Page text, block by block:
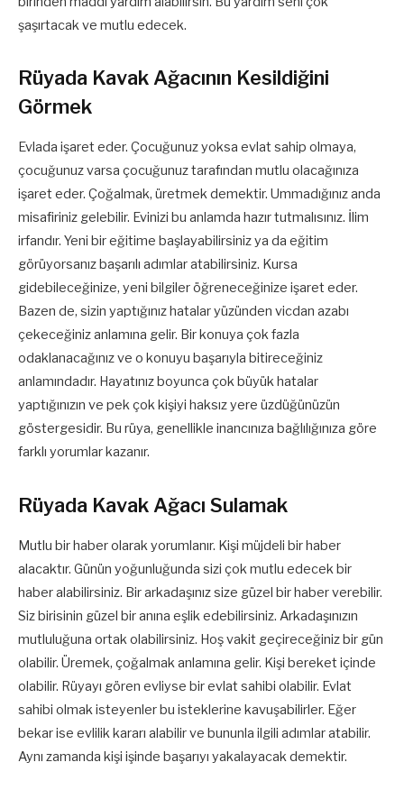
şaşırtacak ve mutlu edecek.
Rüyada Kavak Ağacının Kesildiğini
Görmek
Evlada işaret eder. Çocuğunuz yoksa evlat sahip olmaya,
çocuğunuz varsa çocuğunuz tarafından mutlu olacağınıza
işaret eder. Çoğalmak, üretmek demektir. Ummadığınız anda
misafiriniz gelebilir. Evinizi bu anlamda hazır tutmalısınız. İlim
irfandır. Yeni bir eğitime başlayabilirsiniz ya da eğitim
görüyorsanız başarılı adımlar atabilirsiniz. Kursa
gidebileceğinize, yeni bilgiler öğreneceğinize işaret eder.
Bazen de, sizin yaptığınız hatalar yüzünden vicdan azabı
çekeceğiniz anlamına gelir. Bir konuya çok fazla
odaklanacağınız ve o konuyu başarıyla bitireceğiniz
anlamındadır. Hayatınız boyunca çok büyük hatalar
yaptığınızın ve pek çok kişiyi haksız yere üzdüğünüzün
göstergesidir. Bu rüya, genellikle inancınıza bağlılığınıza göre
farklı yorumlar kazanır.
Rüyada Kavak Ağacı Sulamak
Mutlu bir haber olarak yorumlanır. Kişi müjdeli bir haber
alacaktır. Günün yoğunluğunda sizi çok mutlu edecek bir
haber alabilirsiniz. Bir arkadaşınız size güzel bir haber verebilir.
Siz birisinin güzel bir anına eşlik edebilirsiniz. Arkadaşınızın
mutluluğuna ortak olabilirsiniz. Hoş vakit geçireceğiniz bir gün
olabilir. Üremek, çoğalmak anlamına gelir. Kişi bereket içinde
olabilir. Rüyayı gören evliyse bir evlat sahibi olabilir. Evlat
sahibi olmak isteyenler bu isteklerine kavuşabilirler. Eğer
bekar ise evlilik kararı alabilir ve bununla ilgili adımlar atabilir.
Aynı zamanda kişi işinde başarıyı yakalayacak demektir.